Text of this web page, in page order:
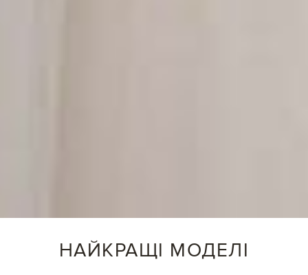
НАЙКРАЩІ МОДЕЛІ